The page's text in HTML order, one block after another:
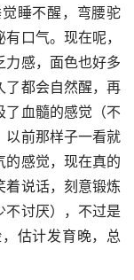
睡不醒，弯腰驼
口气。现在呢，
力感，面色也好多
了都会自然醒，再
了血髓的感觉（不
以前那样子一看就
的感觉，现在真的
着说话，刻意锻炼
不讨厌），不过是
估计发育晚，总